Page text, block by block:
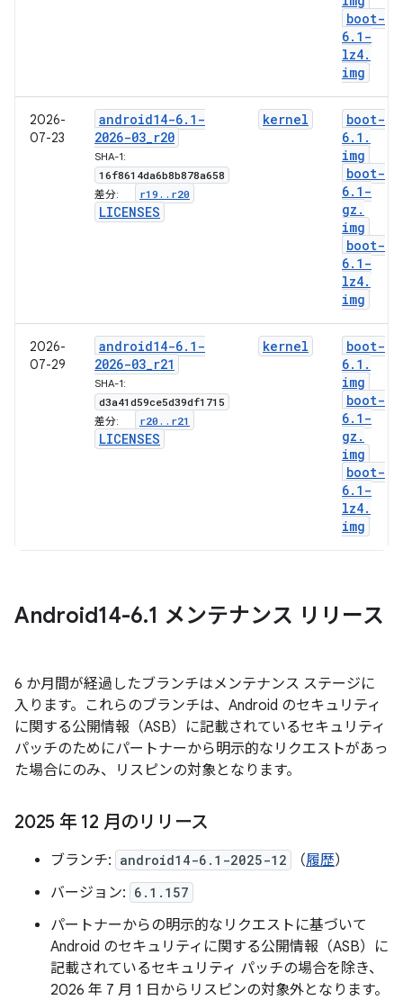
boot-
6. 1-
lz4.
img
2026-
07-23
android14-6. 1-
2026-03_r20
SHA-1:
16f8614da6b8b878a658
差分: r19 . . r20
LICENSES
kernel
boot-
6. 1 .
img
boot-
6. 1-
gz .
img
boot-
6. 1-
lz4.
img
2026-
07-29
android14-6. 1-
2026-03_r21
SHA-1:
d3a41d59ce5d39df1715
差分: r20 . . r21
LICENSES
kernel
boot-
6. 1 .
img
boot-
6. 1-
gz .
img
boot-
6. 1-
lz4.
img
Android14-6.1 メンテナンス リリース
6 か月間が経過したブランチはメンテナンス ステージに
入ります。これらのブランチは、Android のセキュリティ
に関する公開情報（ASB）に記載されているセキュリティ
パッチのためにパートナーから明示的なリクエストがあっ
た場合にのみ、リスピンの対象となります。
2025 年 12 月のリリース
ブランチ: android14-6.1-2025-12 （履歴）
バージョン: 6.1.157
パートナーからの明示的なリクエストに基づいて
Android のセキュリティに関する公開情報（ASB）に
記載されているセキュリティ パッチの場合を除き、
2026 年 7 月 1 日からリスピンの対象外となります。